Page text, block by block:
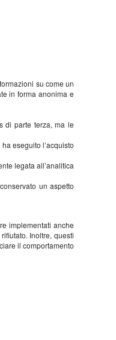
su come un
in forma anonima e
di parte terza, ma le
eseguito l’acquisto
legata all’analitica
un aspetto
implementati anche
Inoltre, questi
il comportamento